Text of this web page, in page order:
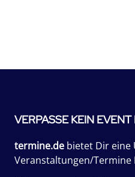
VERPASSE KEIN EVENT
termine.de bietet Dir eine
Veranstaltungen/Termine